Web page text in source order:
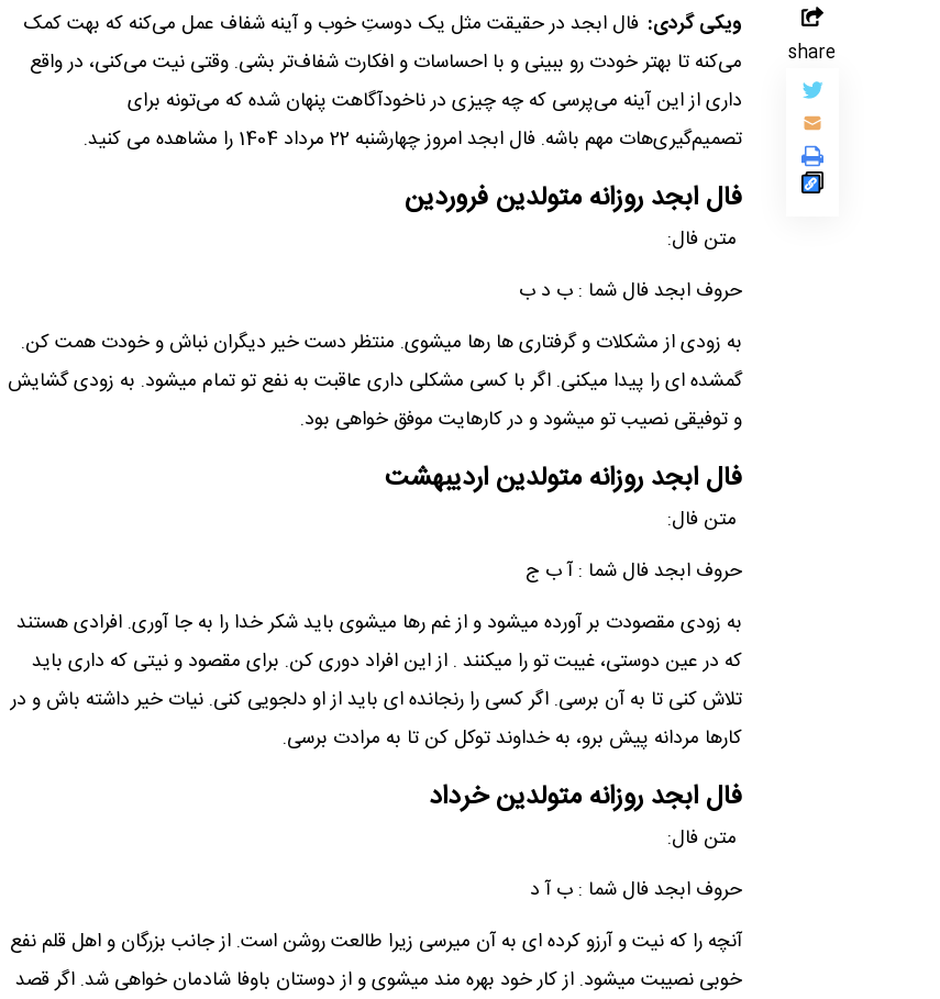
ویکی گردی: فال ابجد در حقیقت مثل یک دوستِ خوب و آینه شفاف عمل می‌کنه که بهت کمک
می‌کنه تا بهتر خودت رو ببینی و با احساسات و افکارت شفاف‌تر بشی. وقتی نیت می‌کنی، در واقع
داری از این آینه می‌پرسی که چه چیزی در ناخودآگاهت پنهان شده که می‌تونه برای
تصمیم‌گیری‌هات مهم باشه. فال ابجد امروز چهارشنبه 22 مرداد 1404 را مشاهده می کنید.
فال ابجد روزانه متولدین فروردین
متن فال:
حروف ابجد فال شما : ب د ب
به زودی از مشکلات و گرفتاری ها رها میشوی. منتظر دست خیر دیگران نباش و خودت همت کن.
گمشده ای را پیدا میکنی. اگر با کسی مشکلی داری عاقبت به نفع تو تمام میشود. به زودی گشایش
و توفیقی نصیب تو میشود و در کارهایت موفق خواهی بود.
فال ابجد روزانه متولدین اردیبهشت
متن فال:
حروف ابجد فال شما : آ ب ج
به زودی مقصودت بر آورده میشود و از غم رها میشوی باید شکر خدا را به جا آوری. افرادی هستند
که در عین دوستی، غیبت تو را میکنند . از این افراد دوری کن. برای مقصود و نیتی که داری باید
تلاش کنی تا به آن برسی. اگر کسی را رنجانده ای باید از او دلجویی کنی. نیات خیر داشته باش و در
کارها مردانه پیش برو، به خداوند توکل کن تا به مرادت برسی.
فال ابجد روزانه متولدین خرداد
متن فال:
حروف ابجد فال شما : ب آ د
آنچه را که نیت و آرزو کرده ای به آن میرسی زیرا طالعت روشن است. از جانب بزرگان و اهل قلم نفع
خوبی نصیبت میشود. از کار خود بهره مند میشوی و از دوستان باوفا شادمان خواهی شد. اگر قصد
share